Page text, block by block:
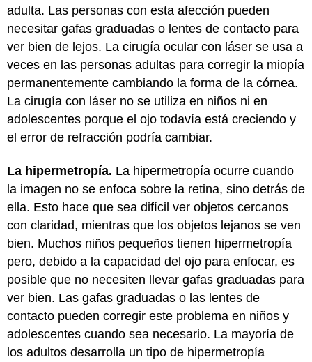
adulta. Las personas con esta afección pueden
necesitar gafas graduadas o lentes de contacto para
ver bien de lejos. La cirugía ocular con láser se usa a
veces en las personas adultas para corregir la miopía
permanentemente cambiando la forma de la córnea.
La cirugía con láser no se utiliza en niños ni en
adolescentes porque el ojo todavía está creciendo y
el error de refracción podría cambiar.
La hipermetropía. La hipermetropía ocurre cuando
la imagen no se enfoca sobre la retina, sino detrás de
ella. Esto hace que sea difícil ver objetos cercanos
con claridad, mientras que los objetos lejanos se ven
bien. Muchos niños pequeños tienen hipermetropía
pero, debido a la capacidad del ojo para enfocar, es
posible que no necesiten llevar gafas graduadas para
ver bien. Las gafas graduadas o las lentes de
contacto pueden corregir este problema en niños y
adolescentes cuando sea necesario. La mayoría de
los adultos desarrolla un tipo de hipermetropía